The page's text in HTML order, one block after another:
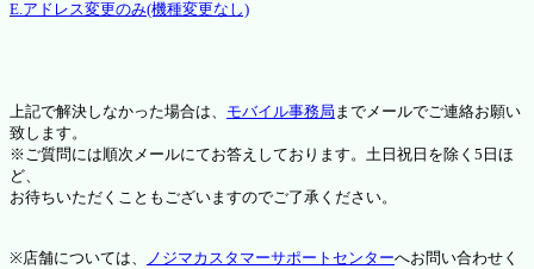
E.アドレス変更のみ(機種変更なし)
上記で解決しなかった場合は、 モバイル事務局 までメールでご連絡お願い
致します。
※ご質問には順次メールにてお答えしております。土日祝日を除く5日ほ
ど、
お待ちいただくこともございますのでご了承ください。
※店舗については、 ノジマカスタマーサポートセンターへお問い合わせく